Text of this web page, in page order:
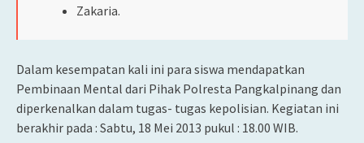
Zakaria.
Dalam kesempatan kali ini para siswa mendapatkan
Pembinaan Mental dari Pihak Polresta Pangkalpinang dan
diperkenalkan dalam tugas- tugas kepolisian. Kegiatan ini
berakhir pada : Sabtu, 18 Mei 2013 pukul : 18.00 WIB.